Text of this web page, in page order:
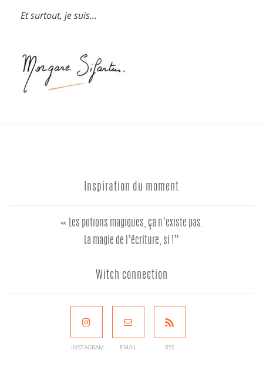
Et surtout, je suis…
Inspiration du moment
« Les potions magiques, ça n’existe pas.
La magie de l’écriture, si !”
Witch connection
INSTAGRAM EMAIL RSS